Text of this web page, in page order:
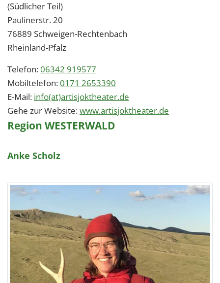
(Südlicher Teil)
Paulinerstr. 20
76889 Schweigen-Rechtenbach
Rheinland-Pfalz
Telefon:06342 919577
Mobiltelefon:0171 2653390
E-Mail: info(at)artisjoktheater.de
Gehe zur Website:www.artisjoktheater.de
Region WESTERWALD
Anke Scholz